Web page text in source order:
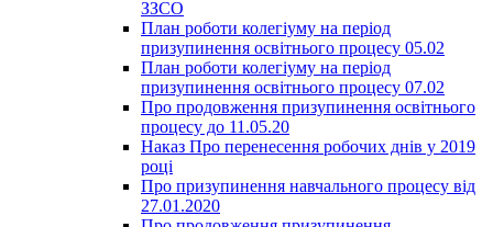
ЗЗСО
План роботи колегіуму на період
призупинення освітнього процесу 05.02
План роботи колегіуму на період
призупинення освітнього процесу 07.02
Про продовження призупинення освітнього
процесу до 11.05.20
Наказ Про перенесення робочих днів у 2019
році
Про призупинення навчального процесу від
27.01.2020